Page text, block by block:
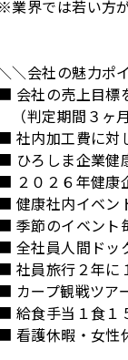
※業界では若い方
＼会社の魅力ポ
■ 会社の売上目標
（判定期間３ヶ
■ 社内加工費に対
■ ひろしま企業
■ ２０２６年健康
■ 健康社内イベン
■ 季節のイベント
■ 全社員人間ドッ
■ 社員旅行２年に
■ カープ観戦ツア
■ 給食手当１食１
■ 看護休暇・女性